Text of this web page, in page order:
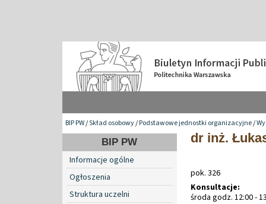
BIP PW/Skład osobowy/Podstawowe jednostki organizacyjne/
BIP PW
Informacje ogólne
Ogłoszenia
Struktura uczelni
dr inż.
pok. 326
Konsultacje:
środa godz. 12:00 -